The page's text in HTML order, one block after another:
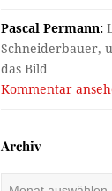
Pascal Permann:
Schneiderbauer,
das Bild…
Kommentar
Archiv